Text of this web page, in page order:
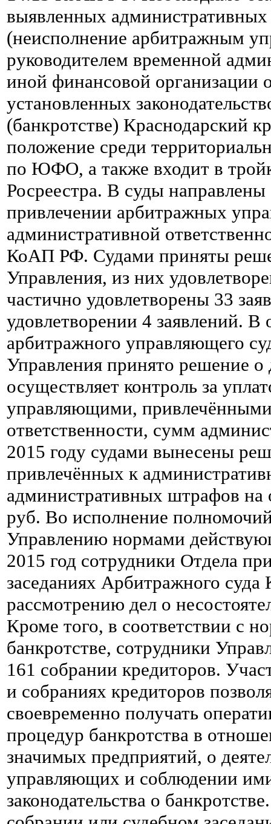
выявленных
(неисполнение арбитражным
руководителем временной
иной финансовой организации
установленных
(банкротстве) Краснодарский
положение среди
по ЮФО, а также входит в
Росреестра. В суды направлены
привлечении арбитражных
административной
КоАП РФ. Судами приняты
Управления, из них
частично удовлетворены 33
удовлетворении 4 заявлений.
арбитражного управляющего
Управления принято решение
осуществляет контроль за
управляющими,
ответственности, сумм
2015 году судами вынесены
привлечённых к
административных штрафов
руб. Во исполнение
Управлению нормами
2015 год сотрудники Отдела
заседаниях Арбитражного суда
рассмотрению дел о
Кроме того, в соответствии с
банкротстве, сотрудники
161 собрании кредиторов.
и собраниях кредиторов
своевременно получать
процедур банкротства в
значимых предприятий, о
управляющих и соблюдении
законодательства о